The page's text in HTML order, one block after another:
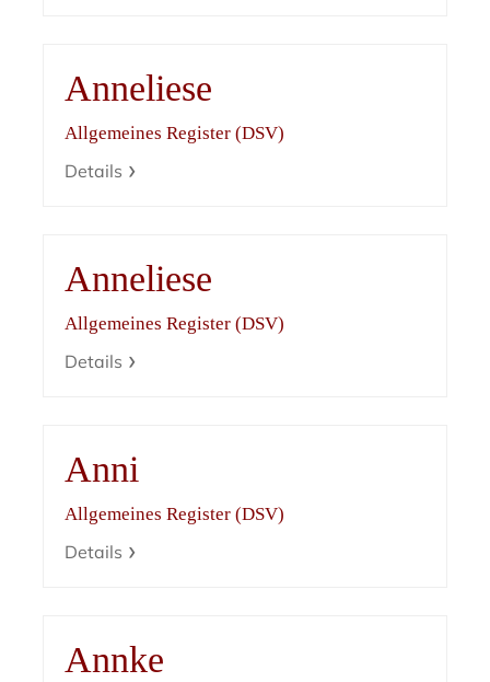
Anneliese
Allgemeines Register (DSV)
Details
Anneliese
Allgemeines Register (DSV)
Details
Anni
Allgemeines Register (DSV)
Details
Annke